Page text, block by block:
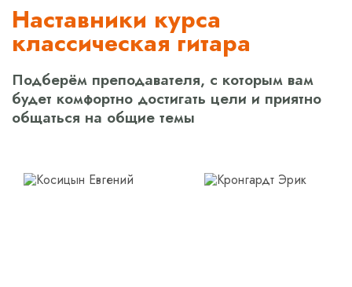
Наставники курса
классическая гитара
Подберём преподавателя, с которым вам
будет комфортно достигать цели и приятно
общаться на общие темы